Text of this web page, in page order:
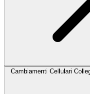
Cambiamenti Cellulari